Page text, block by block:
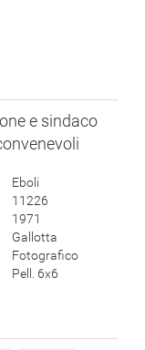
e sindaco
Eboli
11226
1971
Gallotta
Fotografico
Pell. 6x6